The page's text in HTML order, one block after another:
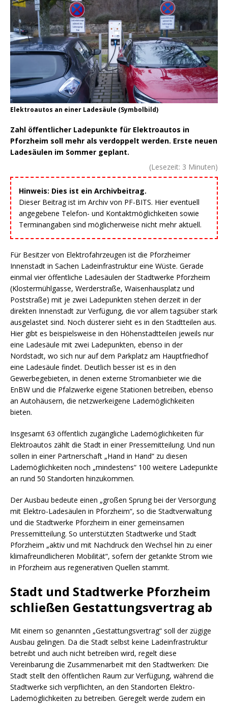
Elektroautos an einer Ladesäule (Symbolbild)
Zahl öffentlicher Ladepunkte für Elektroautos in
Pforzheim soll mehr als verdoppelt werden. Erste neuen
Ladesäulen im Sommer geplant.
(Lesezeit: 3 Minuten)
Hinweis: Dies ist ein Archivbeitrag.
Dieser Beitrag ist im Archiv von PF-BITS. Hier eventuell
angegebene Telefon- und Kontaktmöglichkeiten sowie
Terminangaben sind möglicherweise nicht mehr aktuell.
Für Besitzer von Elektrofahrzeugen ist die Pforzheimer
Innenstadt in Sachen Ladeinfrastruktur eine Wüste. Gerade
einmal vier öffentliche Ladesäulen der Stadtwerke Pforzheim
(Klostermühlgasse, Werderstraße, Waisenhausplatz und
Poststraße) mit je zwei Ladepunkten stehen derzeit in der
direkten Innenstadt zur Verfügung, die vor allem tagsüber stark
ausgelastet sind. Noch düsterer sieht es in den Stadtteilen aus.
Hier gibt es beispielsweise in den Höhenstadtteilen jeweils nur
eine Ladesäule mit zwei Ladepunkten, ebenso in der
Nordstadt, wo sich nur auf dem Parkplatz am Hauptfriedhof
eine Ladesäule findet. Deutlich besser ist es in den
Gewerbegebieten, in denen externe Stromanbieter wie die
EnBW und die Pfalzwerke eigene Stationen betreiben, ebenso
an Autohäusern, die netzwerkeigene Lademöglichkeiten
bieten.
Insgesamt 63 öffentlich zugängliche Lademöglichkeiten für
Elektroautos zählt die Stadt in einer Pressemitteilung. Und nun
sollen in einer Partnerschaft „Hand in Hand“ zu diesen
Lademöglichkeiten noch „mindestens“ 100 weitere Ladepunkte
an rund 50 Standorten hinzukommen.
Der Ausbau bedeute einen „großen Sprung bei der Versorgung
mit Elektro-Ladesäulen in Pforzheim“, so die Stadtverwaltung
und die Stadtwerke Pforzheim in einer gemeinsamen
Pressemitteilung. So unterstützten Stadtwerke und Stadt
Pforzheim „aktiv und mit Nachdruck den Wechsel hin zu einer
klimafreundlicheren Mobilität“, sofern der getankte Strom wie
in Pforzheim aus regenerativen Quellen stammt.
Stadt und Stadtwerke Pforzheim
schließen Gestattungsvertrag ab
Mit einem so genannten „Gestattungsvertrag“ soll der zügige
Ausbau gelingen. Da die Stadt selbst keine Ladeinfrastruktur
betreibt und auch nicht betreiben wird, regelt diese
Vereinbarung die Zusammenarbeit mit den Stadtwerken: Die
Stadt stellt den öffentlichen Raum zur Verfügung, während die
Stadtwerke sich verpflichten, an den Standorten Elektro-
Lademöglichkeiten zu betreiben. Geregelt werde zudem ein